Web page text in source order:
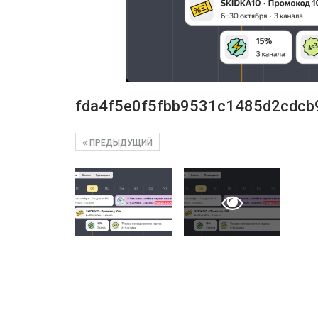
ПРЕДЫДУЩИЙ